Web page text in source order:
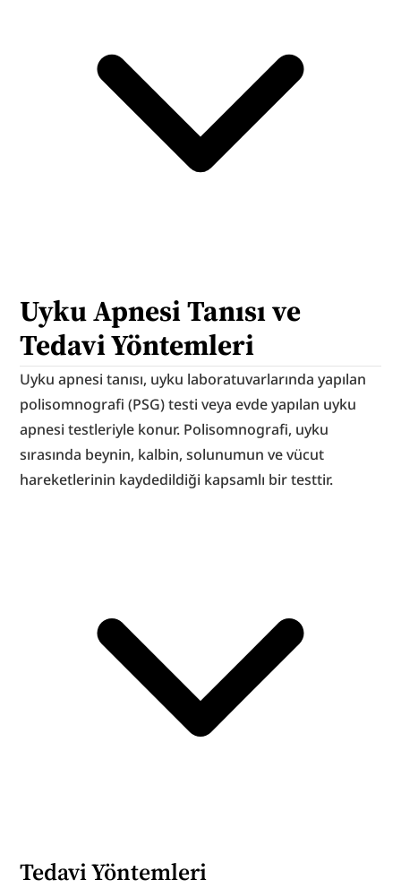
Uyku Apnesi Tanısı ve
Tedavi Yöntemleri
Uyku apnesi tanısı, uyku laboratuvarlarında yapılan
polisomnografi (PSG) testi veya evde yapılan uyku
apnesi testleriyle konur. Polisomnografi, uyku
sırasında beynin, kalbin, solunumun ve vücut
hareketlerinin kaydedildiği kapsamlı bir testtir.
Tedavi Yöntemleri